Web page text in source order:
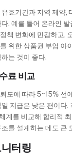
효기간과 지역 제약,
. 예를 들어 온라인
책 변화에 민감하고,
위한 상품권 부업 아
는 것이 좋다.
료 비교
도에 따라 5~15% 선
지급은 낮은 편이다.
계를 비교해 합리적
를 설계하는 데도 큰
터링